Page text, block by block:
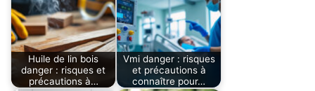
Huile de lin bois
danger : risques et
précautions à…
Vmi danger : risques
et précautions à
connaître pour…